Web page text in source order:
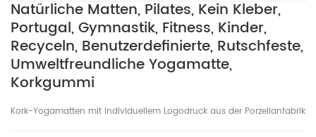
Natürliche Matten, Pilates, Kein Kleber,
Portugal, Gymnastik, Fitness, Kinder,
Recyceln, Benutzerdefinierte, Rutschfeste,
Umweltfreundliche Yogamatte,
Korkgummi
Kork-Yogamatten mit individuellem Logodruck aus der Porzellanfabrik